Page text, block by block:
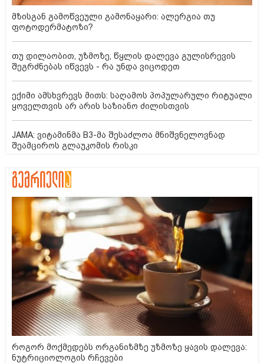
მზისგან გამოწვეული გამონაყარი: ალერგია თუ
ფოტოდერმატოზი?
თუ დილაობით, უზმოზე, წყლის დალევა გულისრევის
შეგრძნებას იწვევს - რა უნდა ვიცოდეთ
ექიმი ამსხვრევს მითს: საღამოს პოპულარული რიტუალი
ყოველთვის არ არის საზიანო ძილისთვის
JAMA: ვიტამინმა B3-მა შესაძლოა მნიშვნელოვნად
შეამციროს გლაუკომის რისკი
როგორ მოქმედებს ორგანიზმზე უზმოზე ყავის დალევა:
ნუტრიციოლოგის რჩევები